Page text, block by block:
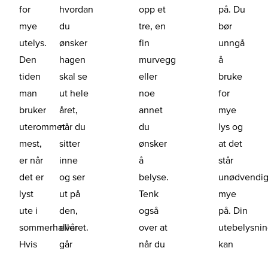
for
mye
utelys.
Den
tiden
man
bruker
uterommet
mest,
er når
det er
lyst
ute i
sommerhalvåret.
Hvis
hvordan
du
ønsker
hagen
skal se
ut hele
året,
når du
sitter
inne
og ser
ut på
den,
eller
går
opp et
tre, en
fin
murvegg
eller
noe
annet
du
ønsker
å
belyse.
Tenk
også
over at
når du
på. Du
bør
unngå
å
bruke
for
mye
lys og
at det
står
mye
på. Din
kan